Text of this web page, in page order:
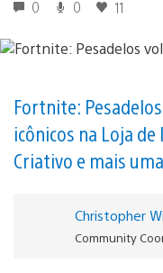
0 0 11
Fortnite:
icônicos na Loja
Criativo e mais
Christopher
Community